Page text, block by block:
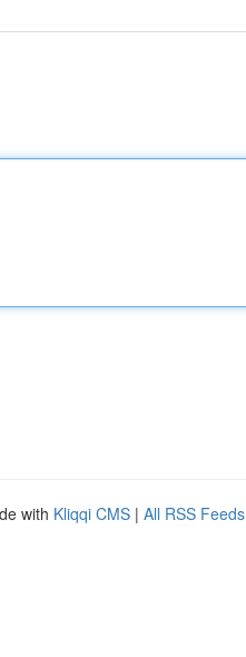
with Kliqqi CMS | All RSS Feeds